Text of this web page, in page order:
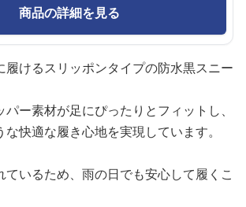
商品の詳細を見る
履けるスリッポンタイプの防水黒スニー
ー素材が足にぴったりとフィットし、
な快適な履き心地を実現しています。
ているため、雨の日でも安心して履くこ